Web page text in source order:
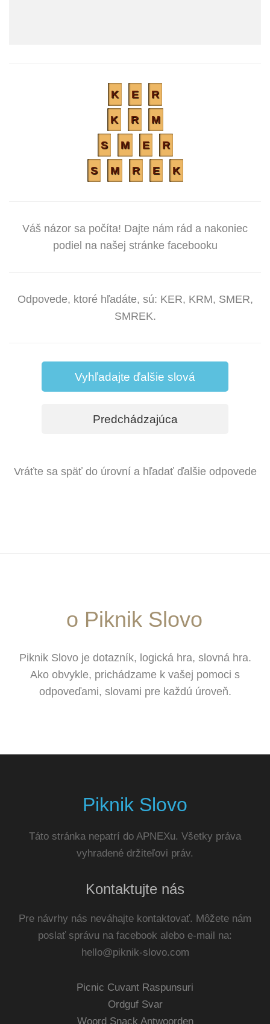
K E R
K R M
S M E R
S M R E K
Váš názor sa počíta! Dajte nám rád a nakoniec
podiel na našej stránke facebooku
Odpovede, ktoré hľadáte, sú: KER, KRM, SMER,
SMREK.
Vyhľadajte ďalšie slová
Predchádzajúca
Vráťte sa späť do úrovní a hľadať ďalšie odpovede
o Piknik Slovo
Piknik Slovo je dotazník, logická hra, slovná hra.
Ako obvykle, prichádzame k vašej pomoci s
odpoveďami, slovami pre každú úroveň.
Piknik Slovo
Táto stránka nepatrí do APNEXu. Všetky práva
vyhradené držiteľovi práv.
Kontaktujte nás
Pre návrhy nás neváhajte kontaktovať. Môžete nám
poslať správu na facebook alebo e-mail na:
hello@piknik-slovo.com
Picnic Cuvant Raspunsuri
Ordguf Svar
Woord Snack Antwoorden